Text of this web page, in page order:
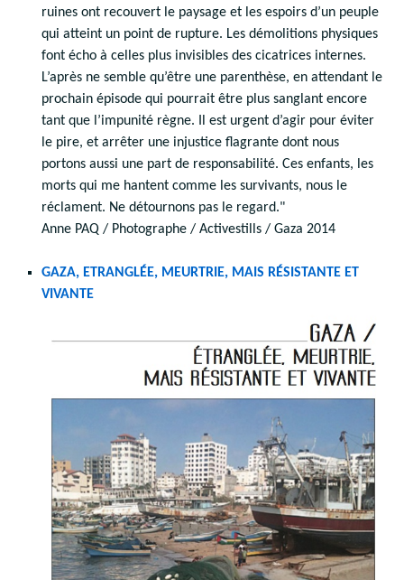
ruines ont recouvert le paysage et les espoirs d’un peuple
qui atteint un point de rupture. Les démolitions physiques
font écho à celles plus invisibles des cicatrices internes.
L’après ne semble qu’être une parenthèse, en attendant le
prochain épisode qui pourrait être plus sanglant encore
tant que l’impunité règne. Il est urgent d’agir pour éviter
le pire, et arrêter une injustice flagrante dont nous
portons aussi une part de responsabilité. Ces enfants, les
morts qui me hantent comme les survivants, nous le
réclament. Ne détournons pas le regard."
Anne PAQ / Photographe / Activestills / Gaza 2014
GAZA, ETRANGLÉE, MEURTRIE, MAIS RÉSISTANTE ET
VIVANTE